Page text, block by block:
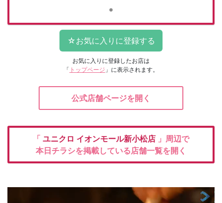
お気に入りに登録したお店は
「 トップページ 」に表示されます。
公式店舗ページを開く
「 ユニクロ イオンモール新小松店 」周辺で
本日チラシを掲載している店舗一覧を開く